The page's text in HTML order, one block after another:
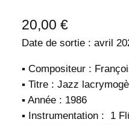
20,00 €
Date de sortie : avril
▪️ Compositeur :
▪️ Titre : Jazz
▪️ Année : 1986
▪️ Instrumentation : 1